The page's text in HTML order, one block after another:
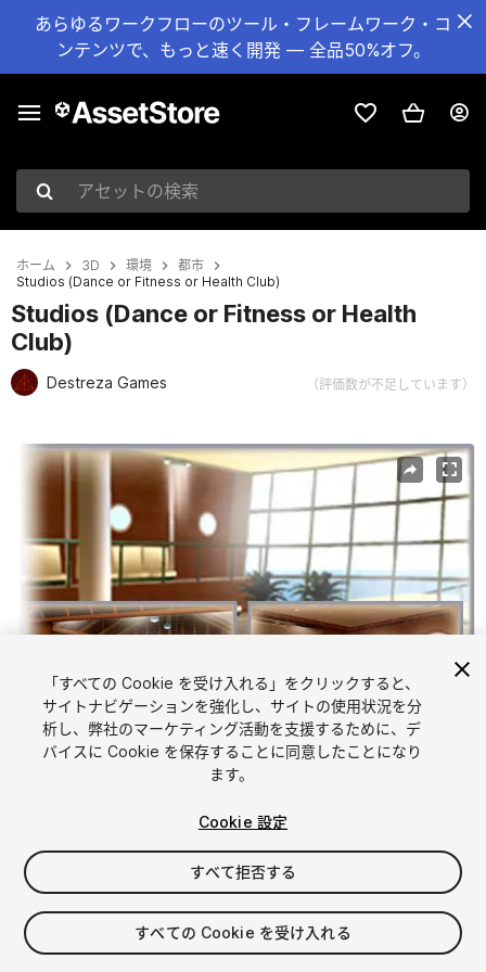
あらゆるワークフローのツール・フレームワーク・コ
ンテンツで、もっと速く開発 — 全品50%オフ。
アセットの検索
ホーム 3D 環境
都市
Studios (Dance or Fitness or Health Club)
Studios (Dance or Fitness or Health
Club)
Destreza Games （評価数が不足しています）
現在のスライド：1 / 10
1/
$10
「すべての Cookie を受け入れる」をクリックすると、
サイトナビゲーションを強化し、サイトの使用状況を分
析し、弊社のマーケティング活動を支援するために、デ
バイスに Cookie を保存することに同意したことになり
ます。
Cookie 設定
すべて拒否する
すべての Cookie を受け入れる